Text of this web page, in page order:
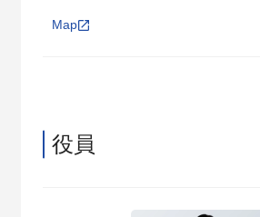
Map
役員